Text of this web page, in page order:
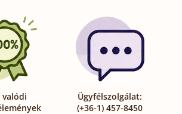
valódi
Ügyfélszolgálat:
(+36-1) 457-8450